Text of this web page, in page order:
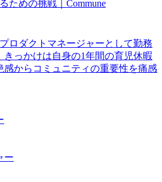
ための挑戦｜Commune
ロダクトマネージャーとして勤務
っかけは自身の1年間の育児休暇
感からコミュニティの重要性を痛感
ー